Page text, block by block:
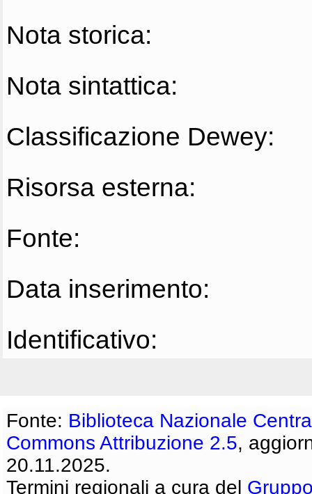
Nota storica:
Nota sintattica:
Classificazione Dewey:
Risorsa esterna:
Fonte:
Data inserimento:
Identificativo:
Fonte: Biblioteca Nazionale
Commons Attribuzione 2.5,
20.11.2025.
Termini regionali a cura del